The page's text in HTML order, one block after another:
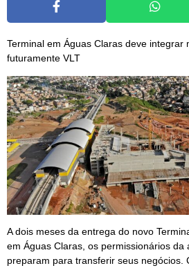
Terminal em Águas Claras deve integrar
futuramente VLT
A dois meses da entrega do novo
em Águas Claras, os permissionários da
preparam para transferir seus negócios.